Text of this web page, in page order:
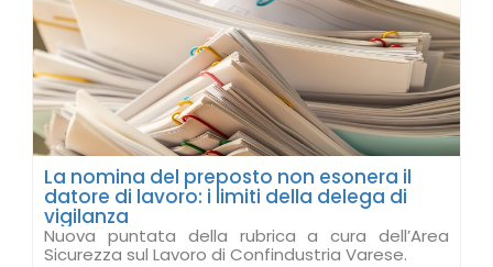
La nomina del preposto non esonera il
datore di lavoro: i limiti della delega di
vigilanza
Nuova puntata della rubrica a cura dell’Area
Sicurezza sul Lavoro di Confindustria Varese.